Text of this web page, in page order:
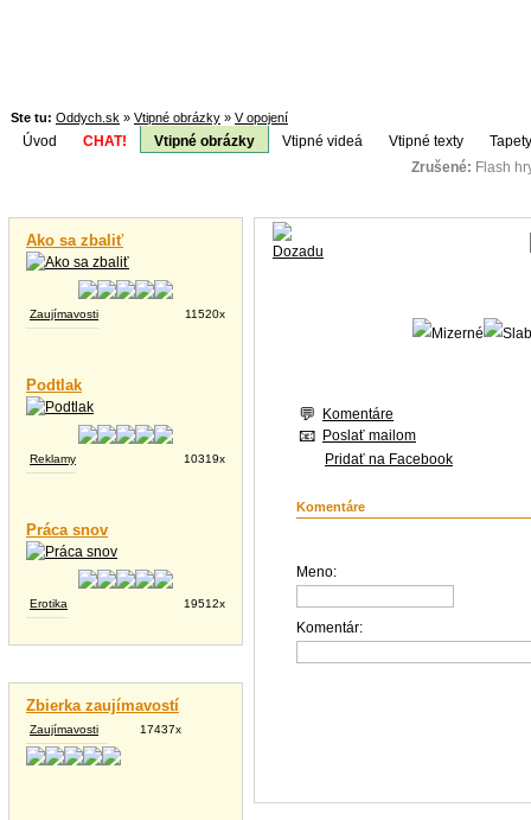
Ste tu: Oddych.sk » Vtipné obrázky » V opojení
Úvod CHAT! Vtipné obrázky Vtipné videá Vtipné texty
Zrušené: Flash
Ako sa zbaliť
Zaujímavosti 11520x
Podtlak
Reklamy 10319x
Práca snov
Erotika 19512x
Zbierka zaujímavostí
Zaujímavosti 17437x
Komentáre
Poslať mailom
Pridať na Facebook
Komentáre
Meno:
Komentár: